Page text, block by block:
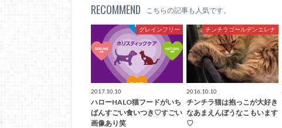
RECOMMEND こちらの記事も人気です。
グレインフリー
2017.10.10
ハローHALO猫フードがいち
ばんすごい食いつき♡すごい
画像あり笑
チンチラゴールデンエレナ
2016.10.10
チンチラ猫は抱っこが大好き
なあまえんぼうなこもいます
♡